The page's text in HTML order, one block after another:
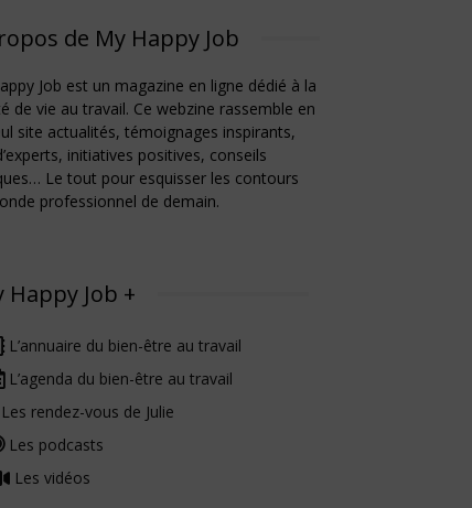
de My Happy Job
Job est un magazine en ligne dédié à la
de vie au travail. Ce webzine rassemble en
site actualités, témoignages inspirants,
initiatives positives, conseils
Le tout pour esquisser les contours
professionnel de demain.
Happy Job +
L’annuaire du bien-être au travail
L’agenda du bien-être au travail
Les rendez-vous de Julie
Les podcasts
Les vidéos